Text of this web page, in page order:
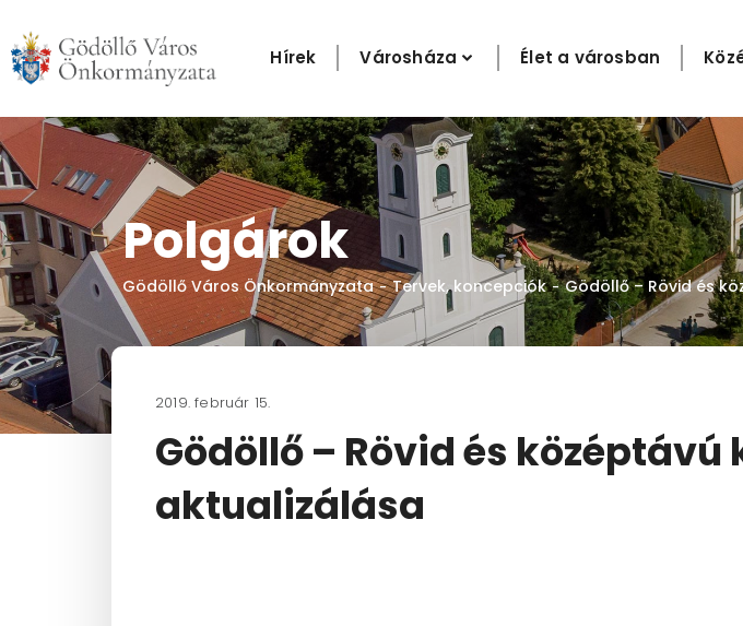
content
Hírek Városháza Élet a városban
Polgárok
Gödöllő Város Önkormányzata - Tervek, koncepciók - Gödöllő – Rövid és
2019. február 15.
Gödöllő – Rövid és
aktualizálása